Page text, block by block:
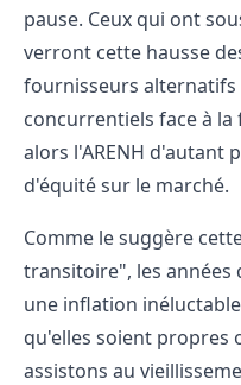
pause. Ceux qui ont
verront cette hausse
fournisseurs
concurrentiels face à la
alors l'ARENH d'autant
d'équité sur le marché.
Comme le suggère
transitoire", les
une inflation
qu'elles soient propres
assistons au